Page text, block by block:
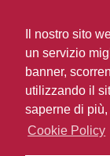
Il nostro sito
un servizio
banner,
utilizzando il
saperne di
Cookie Policy